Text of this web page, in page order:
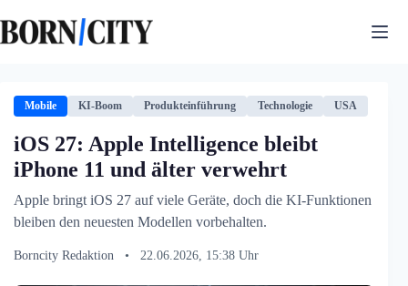
Inhalt
springen
Mobile KI-Boom Produkteinführung Technologie USA
iOS 27: Apple Intelligence bleibt
iPhone 11 und älter verwehrt
Apple bringt iOS 27 auf viele Geräte, doch die KI-Funktionen
bleiben den neuesten Modellen vorbehalten.
Borncity Redaktion • 22.06.2026, 15:38 Uhr